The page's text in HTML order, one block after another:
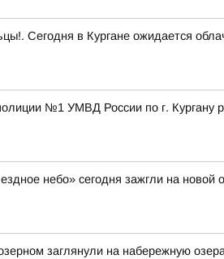
Сегодня в Кургане ожидается
№1 УМВД России по г. Кургану
небо» сегодня зажгли на новой
заглянули на набережную